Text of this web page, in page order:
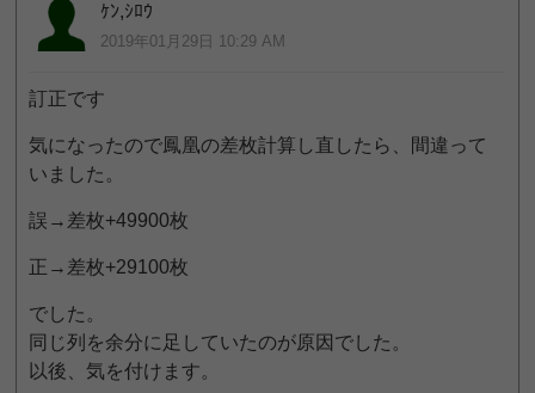
ｹﾝ,ｼﾛｳ
2019年01月29日 10:29 AM
訂正です
気になったので鳳凰の差枚計算し直したら、間違って
いました。
誤→差枚+49900枚
正→差枚+29100枚
でした。
同じ列を余分に足していたのが原因でした。
以後、気を付けます。